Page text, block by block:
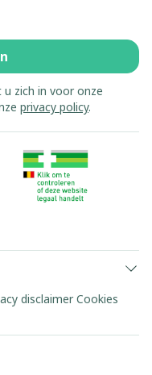
zich in voor onze
privacy policy.
disclaimer Cookies